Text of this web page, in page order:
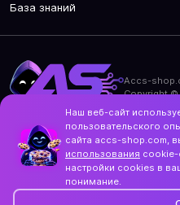
База знаний
Accs-
Copyright
Политика использования cookie-
Контакты и актуальный адрес сайта
Structo
Дизайн и разработка
Наш веб-сайт
пользовательского
сайта accs-shop.com,
использования
настройки cookies в
понимание.